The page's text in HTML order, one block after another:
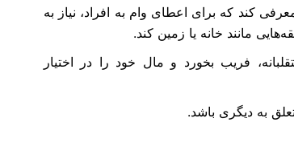
کند که برای اعطای وام به افراد، نیاز به
مانند خانه یا زمین کند.
فریب بخورد و مال خود را در اختیار
به دیگری باشد.